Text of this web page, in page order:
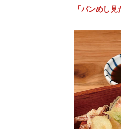
「バンめし